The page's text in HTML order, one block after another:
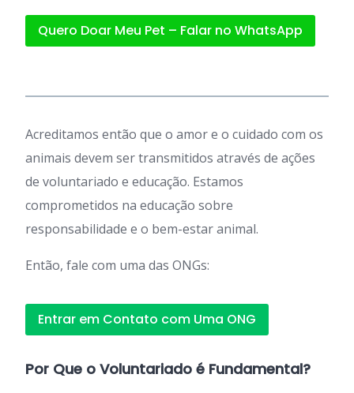
Quero Doar Meu Pet – Falar no WhatsApp
Acreditamos então que o amor e o cuidado com os
animais devem ser transmitidos através de ações
de voluntariado e educação. Estamos
comprometidos na educação sobre
responsabilidade e o bem-estar animal.
Então, fale com uma das ONGs:
Entrar em Contato com Uma ONG
Por Que o Voluntariado é Fundamental?